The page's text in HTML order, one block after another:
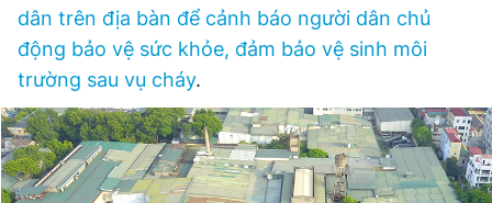
dân trên địa bàn để cảnh báo người dân chủ
động bảo vệ sức khỏe, đảm bảo vệ sinh môi
trường sau vụ cháy.